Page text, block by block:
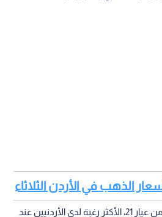
الذهب في الأردن الثلاثاء
واستقر سعر غرام الذهب من عيار 21، الأكثر رغبة لدى الأردنيين عند